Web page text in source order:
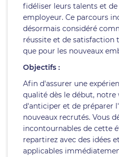
fidéliser leurs talents et
employeur. Ce parcours
désormais considéré
réussite et de satisfaction
que pour les nouveaux
Objectifs :
Afin d'assurer une
qualité dès le début, notre
d'anticiper et de préparer
nouveaux recrutés. Vous
incontournables de cette
repartirez avec des idées
applicables